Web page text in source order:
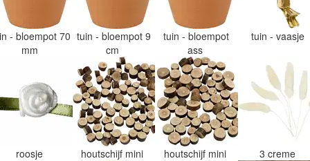
- bloempot 70
mm
tuin - bloempot 9
cm
tuin - bloempot
ass
tuin - vaasje
roosje houtschijf mini houtschijf mini 3 creme